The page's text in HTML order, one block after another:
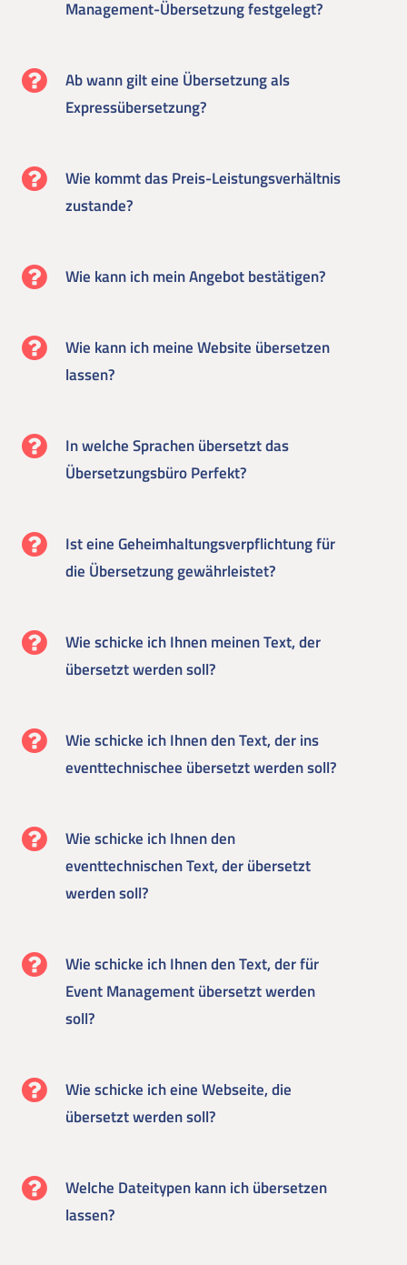
Management-Übersetzung festgelegt?
Ab wann gilt eine Übersetzung als
Expressübersetzung?
Wie kommt das Preis-Leistungsverhältnis
zustande?
Wie kann ich mein Angebot bestätigen?
Wie kann ich meine Website übersetzen
lassen?
In welche Sprachen übersetzt das
Übersetzungsbüro Perfekt?
Ist eine Geheimhaltungsverpflichtung für
die Übersetzung gewährleistet?
Wie schicke ich Ihnen meinen Text, der
übersetzt werden soll?
Wie schicke ich Ihnen den Text, der ins
eventtechnischee übersetzt werden soll?
Wie schicke ich Ihnen den
eventtechnischen Text, der übersetzt
werden soll?
Wie schicke ich Ihnen den Text, der für
Event Management übersetzt werden
soll?
Wie schicke ich eine Webseite, die
übersetzt werden soll?
Welche Dateitypen kann ich übersetzen
lassen?